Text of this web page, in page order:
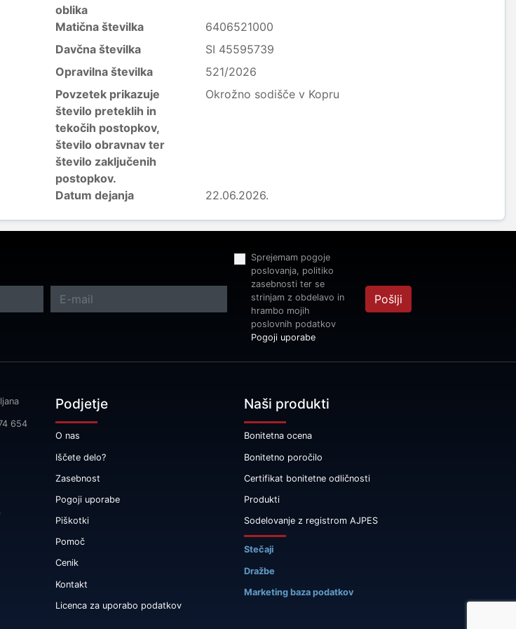
oblika
Matična številka
6406521000
Davčna številka
SI 45595739
Opravilna številka
521/2026
Povzetek prikazuje
število preteklih in
tekočih postopkov,
število obravnav ter
število zaključenih
postopkov.
Okrožno sodišče v Kopru
Datum dejanja 22.06.2026.
Sprejemam pogoje
poslovanja, politiko
zasebnosti ter se
strinjam z obdelavo in
hrambo mojih
poslovnih podatkov
Pogoji uporabe
Pošlji
654
Podjetje
O nas
Iščete delo?
Zasebnost
Pogoji uporabe
Piškotki
Pomoč
Cenik
Kontakt
Licenca za uporabo podatkov
Naši produkti
Bonitetna ocena
Bonitetno poročilo
Certifikat bonitetne odličnosti
Produkti
Sodelovanje z registrom AJPES
Stečaji
Dražbe
Marketing baza podatkov